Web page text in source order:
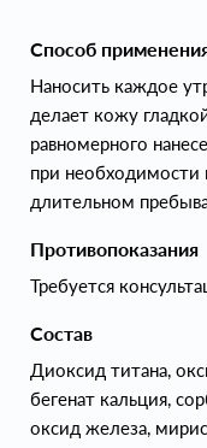
Способ
Наносить каждое
делает кожу
равномерного
при необходимости
длительном
Противопоказания
Требуется
Состав
Диоксид титана,
бегенат кальция,
оксид железа,